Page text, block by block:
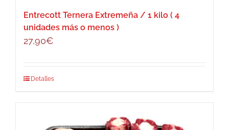
Entrecott Ternera Extremeña / 1 kilo ( 4
unidades más o menos )
27,90€
Detalles